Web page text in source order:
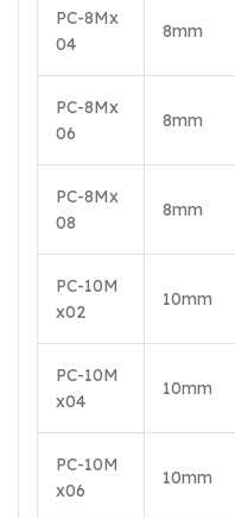
PC-8Mx
04
8mm
PC-8Mx
06
8mm
PC-8Mx
08
8mm
PC-10M
x02
10mm
PC-10M
x04
10mm
PC-10M
x06
10mm